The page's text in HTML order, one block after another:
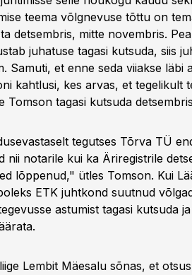
teema võlgnevuse tõttu on
detsembris, mitte novembris.
juhatuse tagasi kutsuda, siis
Samuti, et enne seda viiakse läbi
kahtlusi, kes arvas, et tegelikult
Tomson tagasi kutsuda
tegutses Tõrva TÜ
nii notarile kui ka Äriregistrile
lõppenud," ütles Tomson. Kui
ETK juhtkond suutnud
astumist tagasi kutsuda
Lembit Mäesalu sõnas, et